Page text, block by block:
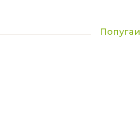
Попугаи